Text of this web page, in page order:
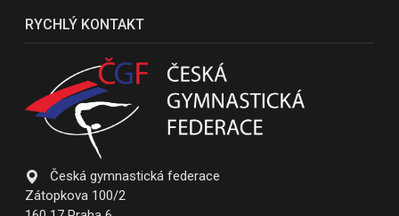
RYCHLÝ KONTAKT
Česká gymnastická federace
Zátopkova 100/2